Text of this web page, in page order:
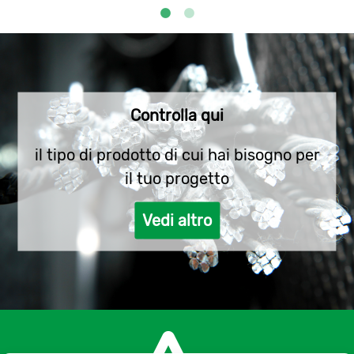
conferisce maggiore resistenza e durata. Ciò
fornisce una doppia protezione contro gli
elementi, la luce solare e le condizioni in cui si
verifica la corrosione. È un filo molto adatto per
l’edilizia, l’agricoltura, il bricolage, i luoghi e gli
edifici pubblici e ampiamente utilizzato nella
produzione di stendibiancheria, reti multiuso,
ganci per abiti, porte scorrevoli o pieghevoli,
recinzioni mobili, occultamento e decorazione del
Offriamo rotoli con diverse dimensioni e
caratteristiche: rotolo di filo zincato da 50 kg di
altissima qualità, bobina di filo da 500 a 1000 kg o
lo speciale filo zincato fai da te da 1 e 5 kg.
Disponiamo inoltre di rotoli di filo zincato
Controlla qui
il tipo di prodotto di cui hai bisogno per
il tuo progetto
Vedi altro